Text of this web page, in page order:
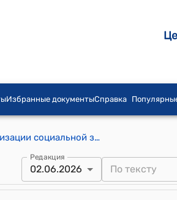
Избранные документыСправка
Положение о государственном учреждении "Центр цифровизации социальной защиты" при Министерстве труда, социального обеспечения и миграции Кыргызской Республики (Утверждено постановлением Кабинета Министров Кыргызской Республики от 24 июня 2024 года № 334)
Редакция
02.06.2026